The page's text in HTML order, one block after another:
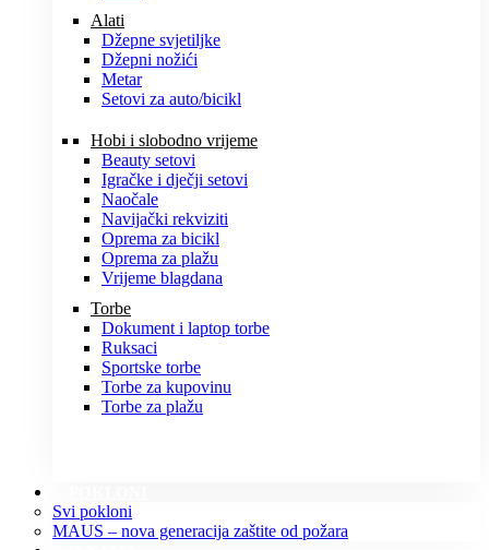
Alati
Džepne svjetiljke
Džepni nožići
Metar
Setovi za auto/bicikl
Hobi i slobodno vrijeme
Beauty setovi
Igračke i dječji setovi
Naočale
Navijački rekviziti
Oprema za bicikl
Oprema za plažu
Vrijeme blagdana
Torbe
Dokument i laptop torbe
Ruksaci
Sportske torbe
Torbe za kupovinu
Torbe za plažu
Svi pokloni
MAUS – nova generacija zaštite od požara